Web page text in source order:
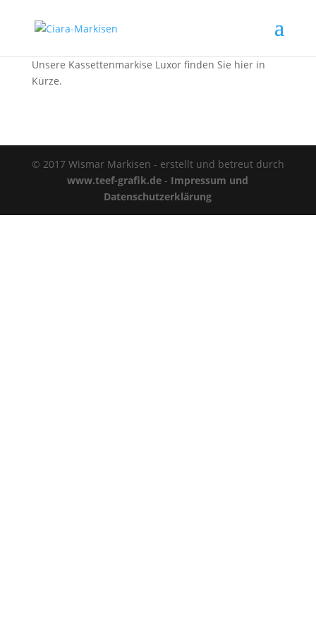
Unsere Kassettenmarkise Luxor finden Sie hier in
Kürze.
© 2017 Wismar Markisen - erstellt und betreut durch
www.teef-grafik.de - Impressum und
Datenschutzerklärung